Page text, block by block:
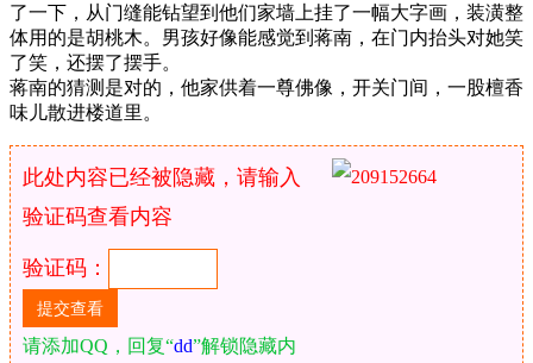
了一下，从门缝能钻望到他们家墙上挂了一幅大字画，装潢整
体用的是胡桃木。男孩好像能感觉到蒋南，在门内抬头对她笑
了笑，还摆了摆手。
蒋南的猜测是对的，他家供着一尊佛像，开关门间，一股檀香
味儿散进楼道里。
此处内容已经被隐藏，请输入
验证码查看内容
验证码：
请添加QQ，回复“dd”解锁隐藏内